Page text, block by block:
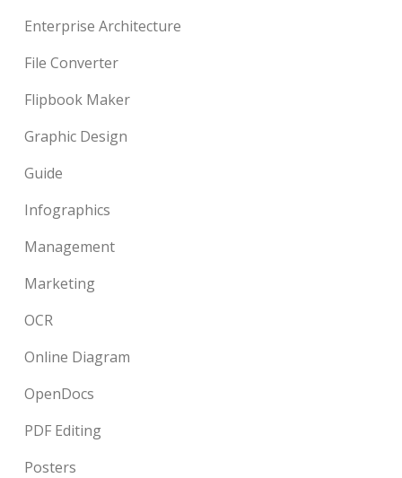
Enterprise Architecture
File Converter
Flipbook Maker
Graphic Design
Guide
Infographics
Management
Marketing
OCR
Online Diagram
OpenDocs
PDF Editing
Posters